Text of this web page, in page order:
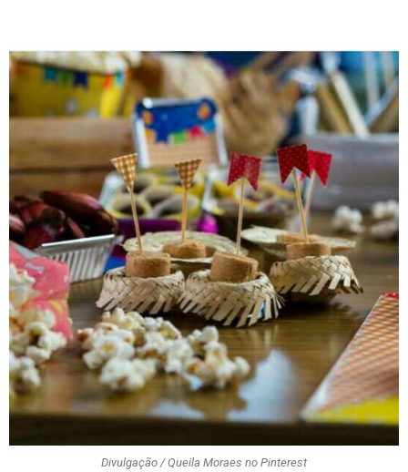
Divulgação / Queila Moraes no Pinterest